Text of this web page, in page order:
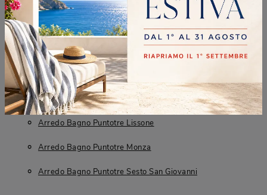
Negozio Di Mobili Bagno Sospesi A Lissone
Negozio Di Mobili Bagno Sospesi A Monza
Negozio Di Mobili Bagno Sospesi A Sesto San
Giovanni
Arredo Bagno Puntotre Cernusco Sul Naviglio
Arredo Bagno Puntotre Lissone
Arredo Bagno Puntotre Monza
Arredo Bagno Puntotre Sesto San Giovanni